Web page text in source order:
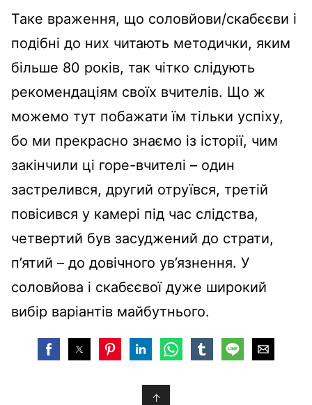
Таке враження, що соловйови/скабєєви і
подібні до них читають методички, яким
більше 80 років, так чітко слідують
рекомендаціям своїх вчителів. Що ж
можемо тут побажати їм тільки успіху,
бо ми прекрасно знаємо із історії, чим
закінчили ці горе-вчителі – один
застрелився, другий отруївся, третій
повісився у камері під час слідства,
четвертий був засуджений до страти,
п’ятий – до довічного ув’язнення. У
соловйова і скабєєвої дуже широкий
вибір варіантів майбутнього.
↑